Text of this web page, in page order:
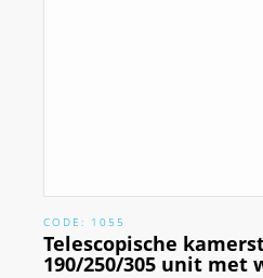
CODE: 1055
Telescopische
190/250/305 unit met